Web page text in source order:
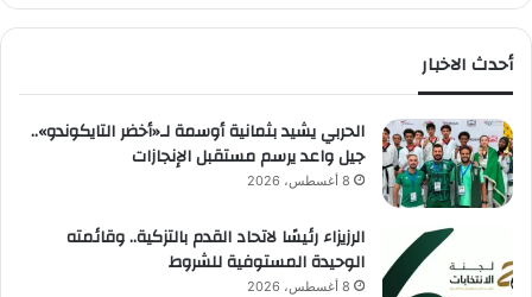
أحدث الاخبار
الحربي يشيد بثمانية أوسمة لـ«أخضر التايكوندو»..
جيل واعد يرسم مستقبل الإنجازات
8 أغسطس، 2026
الرزيزاء رئيسًا لاتحاد القدم بالتزكية.. وقائمته
الوحيدة المستوفية للشروط
8 أغسطس، 2026